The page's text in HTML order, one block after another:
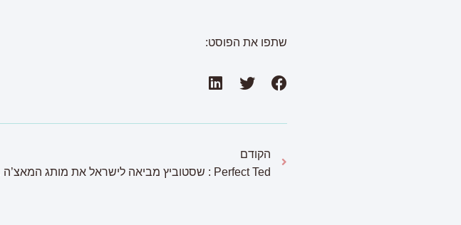
שתפו את הפוסט:
הקודם